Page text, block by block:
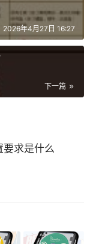
2026年4月27日 16:27
下一篇
要求是什么